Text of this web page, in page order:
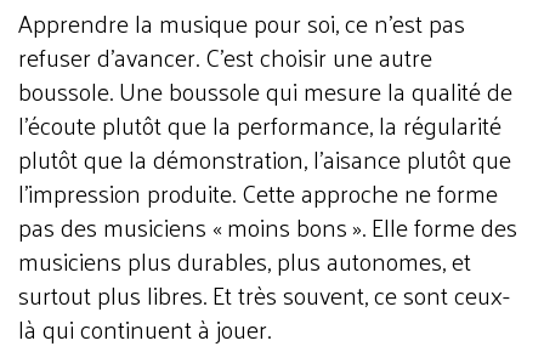
Apprendre la musique pour soi, ce n’est pas
refuser d’avancer. C’est choisir une autre
boussole.Une boussole qui mesure la qualité de
l’écoute plutôt que la performance, la régularité
plutôt que la démonstration, l’aisance plutôt que
l’impression produite.Cette approche ne forme
pas des musiciens « moins bons ».Elle forme des
musiciens plus durables, plus autonomes, et
surtout plus libres.Et très souvent, ce sont ceux-
là qui continuent à jouer.